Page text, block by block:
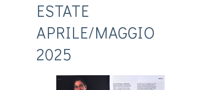
ESTATE
APRILE/MAGGIO
2025